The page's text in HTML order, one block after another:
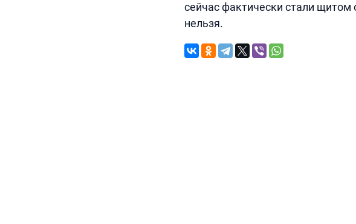
сейчас фактически стали щитом
нельзя.